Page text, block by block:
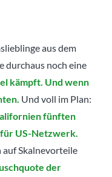
aus dem
durchaus noch eine
kämpft. Und wenn
Und voll im Plan:
fünften
US-Netzwerk.
auf Skalnevorteile
der